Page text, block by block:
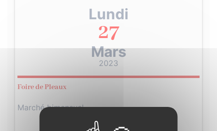
Lundi
27
Mars
2023
Foire de Pleaux
Marché bimensuel